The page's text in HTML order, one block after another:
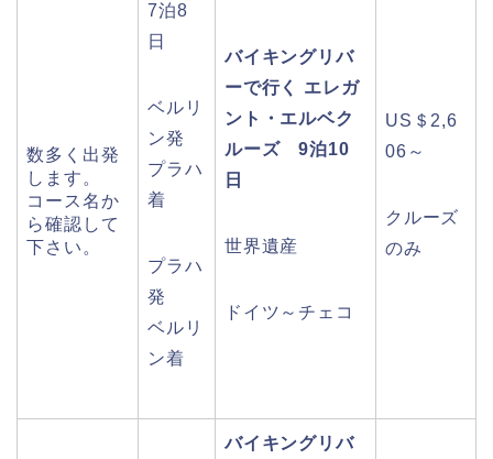
数多く出発
します。
コース名か
ら確認して
下さい。
7泊8
日
ベルリ
ン発
プラハ
着
プラハ
発
ベルリ
ン着
バイキングリバ
ーで行く エレガ
ント・エルベク
ルーズ 9泊10
日
世界遺産
ドイツ～チェコ
US＄2,6
06～
クルーズ
のみ
バイキングリバ